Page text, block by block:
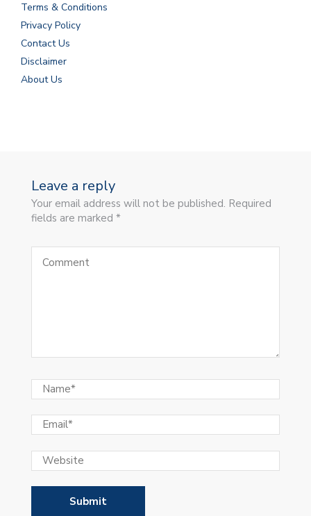
Terms & Conditions
Privacy Policy
Contact Us
Disclaimer
About Us
Leave a reply
Your email address will not be published. Required
fields are marked *